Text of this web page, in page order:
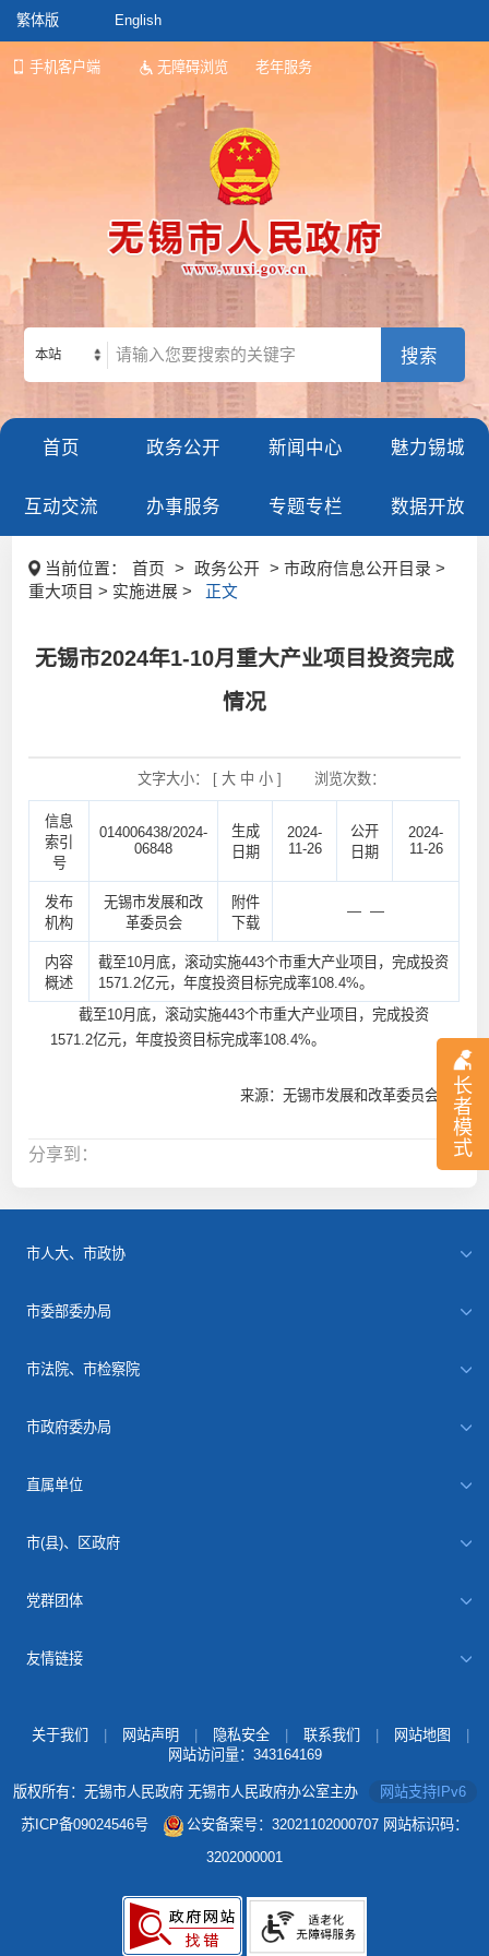
繁体版 English
手机客户端 无障碍浏览 老年服务
长
者
模
式
本站
首页 政务公开 新闻中心 魅力锡城
互动交流 办事服务 专题专栏 数据开放
当前位置： 首页 > 政务公开
> 市政府信息公开目录 >
重大项目 > 实施进展 >
正文
无锡市2024年1-10月重大产业项目投资完成
情况
文字大小： [ 大 中 小] 浏览次数：
信息
索引
号
014006438/2024-
06848
生成
日期
2024-
11-26
公开
日期
2024-
11-26
发布
机构
无锡市发展和改
革委员会
附件
下载
— —
内容
概述
截至10月底，滚动实施443个市重大产业项目，完成投资
1571.2亿元，年度投资目标完成率108.4%。
截至10月底，滚动实施443个市重大产业项目，完成投资
1571.2亿元，年度投资目标完成率108.4%。
来源：无锡市发展和改革委员会
分享到：
市人大、市政协
市委部委办局
市法院、市检察院
市政府委办局
直属单位
市(县)、区政府
党群团体
友情链接
关于我们 网站声明 隐私安全 联系我们 网站地图
网站访问量： 343164169
版权所有：无锡市人民政府 无锡市人民政府办公室主办
网站支持IPv6
苏ICP备09024546号
公安备案号：32021102000707 网站标识码：
3202000001